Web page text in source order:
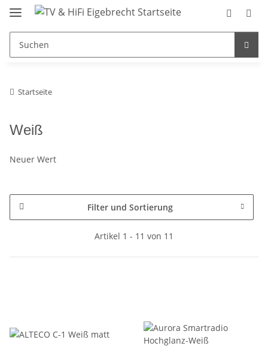
Startseite
Weiß
Neuer Wert
Filter und Sortierung
Artikel 1 - 11 von 11